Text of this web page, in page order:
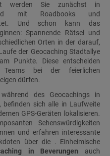
werden Sie zunächst in
mit Roadbooks und
Und schon kann das
Spannende Rätsel und
Orten in der darauf,
der Geocaching Stadtallye
Punkte. Diese entscheiden
Teams bei der feierlichen
dürfen.
des Geocachings in
befinden sich alle in Laufweite
GPS-Geräten lokalisieren.
Sehenswürdigkeiten
und erfahren interessante
über die . Einheimische
in Beverungen auch